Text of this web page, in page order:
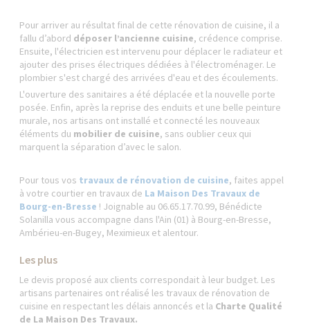
Pour arriver au résultat final de cette rénovation de cuisine, il a
fallu d’abord déposer l’ancienne cuisine, crédence comprise.
Ensuite, l'électricien est intervenu pour déplacer le radiateur et
ajouter des prises électriques dédiées à l'électroménager. Le
plombier s'est chargé des arrivées d'eau et des écoulements.
L'ouverture des sanitaires a été déplacée et la nouvelle porte
posée. Enfin, après la reprise des enduits et une belle peinture
murale, nos artisans ont installé et connecté les nouveaux
éléments du mobilier de cuisine, sans oublier ceux qui
marquent la séparation d’avec le salon.
Pour tous vos travaux de rénovation de cuisine, faites appel
à votre courtier en travaux de La Maison Des Travaux de
Bourg-en-Bresse ! Joignable au 06.65.17.70.99, Bénédicte
Solanilla vous accompagne dans l'Ain (01) à Bourg-en-Bresse,
Ambérieu-en-Bugey, Meximieux et alentour.
Les plus
Le devis proposé aux clients correspondait à leur budget. Les
artisans partenaires ont réalisé les travaux de rénovation de
cuisine en respectant les délais annoncés et la Charte Qualité
de La Maison Des Travaux.